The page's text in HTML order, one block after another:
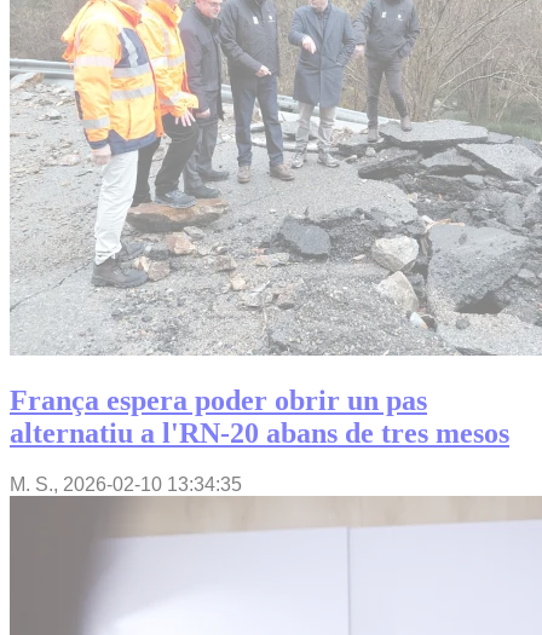
França espera poder obrir un pas
alternatiu a l'RN-20 abans de tres mesos
M. S., 2026-02-10 13:34:35